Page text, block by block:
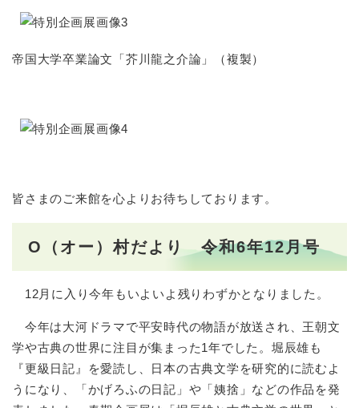
帝国大学卒業論文「芥川龍之介論」（複製）
皆さまのご来館を心よりお待ちしております。
O（オー）村だより 令和6年12月号
12月に入り今年もいよいよ残りわずかとなりました。
今年は大河ドラマで平安時代の物語が放送され、王朝文
学や古典の世界に注目が集まった1年でした。堀辰雄も
『更級日記』を愛読し、日本の古典文学を研究的に読むよ
うになり、「かげろふの日記」や「姨捨」などの作品を発